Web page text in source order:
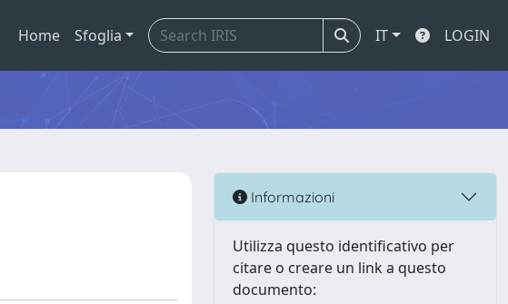
Home Sfoglia IT LOGIN
Informazioni
Utilizza questo identificativo per
citare o creare un link a questo
documento: